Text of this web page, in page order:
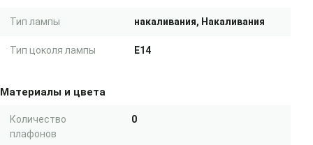
Тип лампы накаливания, Накаливания
Тип цоколя лампы E14
Материалы и цвета
Количество
плафонов
0